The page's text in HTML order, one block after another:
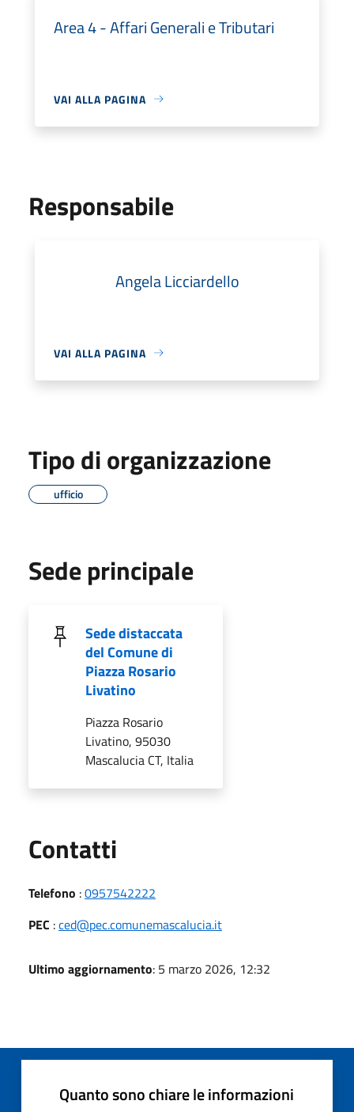
Area 4 - Affari Generali e Tributari
VAI ALLA PAGINA
Responsabile
Angela Licciardello
VAI ALLA PAGINA
Tipo di organizzazione
ufficio
Sede principale
Sede distaccata
del Comune di
Piazza Rosario
Livatino
Piazza Rosario
Livatino, 95030
Mascalucia CT, Italia
Contatti
Telefono :0957542222
PEC :ced@pec.comunemascalucia.it
Ultimo aggiornamento: 5 marzo 2026, 12:32
Quanto sono chiare le informazioni